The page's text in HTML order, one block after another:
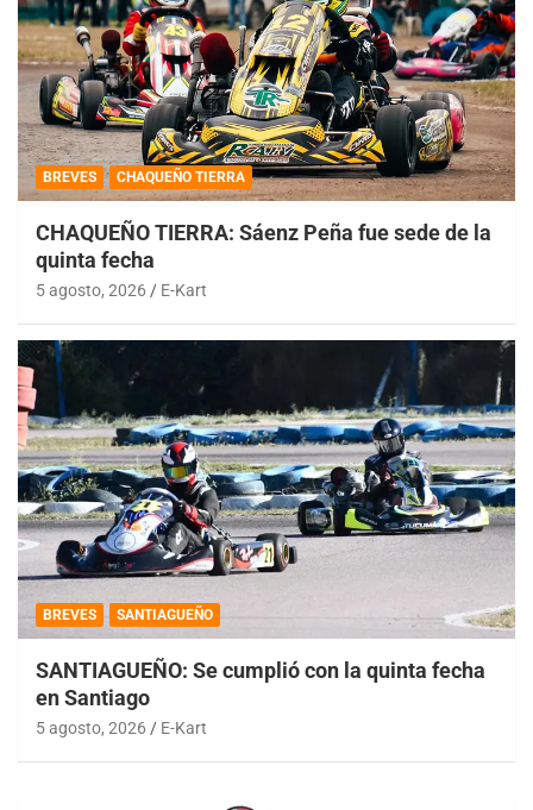
BREVES CHAQUEÑO TIERRA
CHAQUEÑO TIERRA: Sáenz Peña fue sede de la
quinta fecha
5 agosto, 2026 E-Kart
BREVES SANTIAGUEÑO
SANTIAGUEÑO: Se cumplió con la quinta fecha
en Santiago
5 agosto, 2026 E-Kart